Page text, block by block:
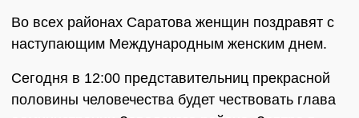
Во всех районах Саратова женщин поздравят с
наступающим Международным женским днем.
Сегодня в 12:00 представительниц прекрасной
половины человечества будет чествовать глава